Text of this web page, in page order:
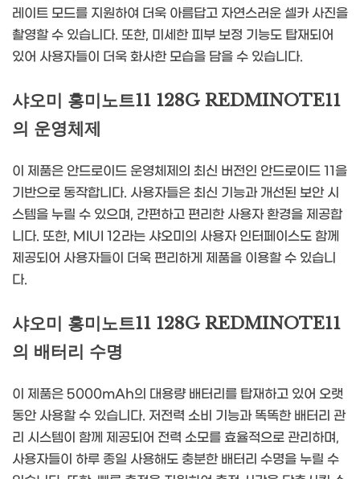
레이트 모드를 지원하여 더욱 아름답고 자연스러운 셀카 사진을
촬영할 수 있습니다. 또한, 미세한 피부 보정 기능도 탑재되어
있어 사용자들이 더욱 화사한 모습을 담을 수 있습니다.
샤오미 홍미노트11 128G REDMINOTE11
의 운영체제
이 제품은 안드로이드 운영체제의 최신 버전인 안드로이드 11을
기반으로 동작합니다. 사용자들은 최신 기능과 개선된 보안 시
스템을 누릴 수 있으며, 간편하고 편리한 사용자 환경을 제공합
니다. 또한, MIUI 12라는 샤오미의 사용자 인터페이스도 함께
제공되어 사용자들이 더욱 편리하게 제품을 이용할 수 있습니
다.
샤오미 홍미노트11 128G REDMINOTE11
의 배터리 수명
이 제품은 5000mAh의 대용량 배터리를 탑재하고 있어 오랫
동안 사용할 수 있습니다. 저전력 소비 기능과 똑똑한 배터리 관
리 시스템이 함께 제공되어 전력 소모를 효율적으로 관리하며,
사용자들이 하루 종일 사용해도 충분한 배터리 수명을 누릴 수